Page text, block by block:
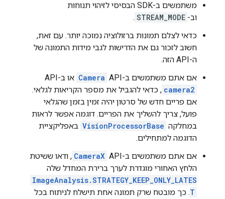
משתמשים ב-SDK הבסיסי לזיהוי תנוחות
וב- STREAM_MODE
.
כדאי לצלם תמונות ברזולוציה נמוכה יותר. עם זאת,
חשוב לזכור גם את הדרישות לגבי מידות התמונה של
ה-API הזה.
אם אתם משתמשים ב-API‏
Camera או ב-API‏
camera2 , כדאי להגביל את מספר הקריאות לגלאי.
אם פריים חדש של סרטון יהיה זמין בזמן שהגלאי
פועל, צריך להשליך את הפריים. דוגמה אפשר לראות
במחלקה VisionProcessorBase באפליקציית
הדוגמה למתחילים.
אם אתם משתמשים ב-API‏
CameraX , ודאו ששיטת
הלחץ האחורי מוגדרת לערך ברירת המחדל שלה
ImageAnalysis.STRATEGY_KEEP_ONLY_LATES
T. כך מובטח שרק תמונה אחת תישלח לניתוח בכל